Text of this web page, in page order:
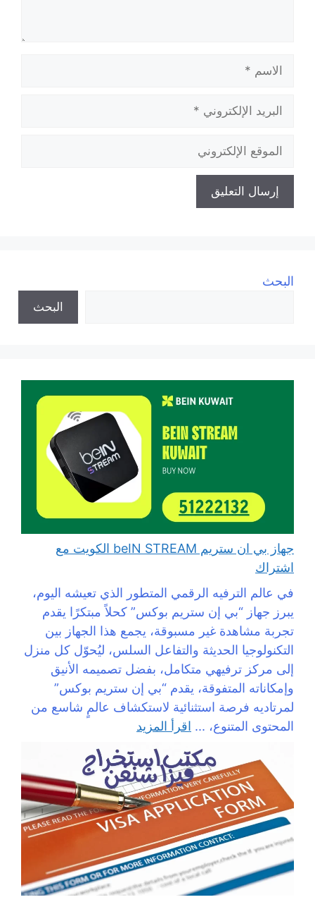
الاسم
البريد
الإلكتروني
الموقع
الإلكتروني
البحث
البحث
جهاز بي ان ستريم beIN STREAM الكويت مع
اشتراك
في عالم الترفيه الرقمي المتطور الذي تعيشه اليوم،
يبرز جهاز “بي إن ستريم بوكس” كحلاً مبتكرًا يقدم
تجربة مشاهدة غير مسبوقة، يجمع هذا الجهاز بين
التكنولوجيا الحديثة والتفاعل السلس، ليُحوّل كل منزل
إلى مركز ترفيهي متكامل، بفضل تصميمه الأنيق
وإمكاناته المتفوقة، يقدم “بي إن ستريم بوكس”
لمرتاديه فرصة استثنائية لاستكشاف عالمٍ شاسع من
المحتوى المتنوع، ... اقرأ المزيد